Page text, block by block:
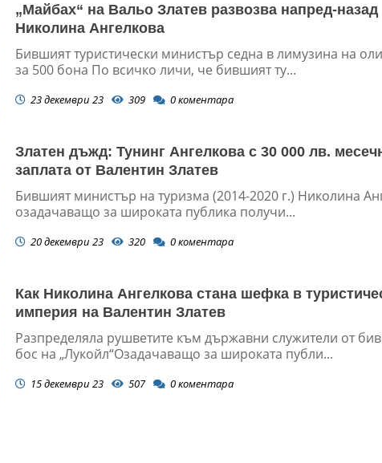
„Майбах“ на Вальо Златев развозва напред-назад
Николина Ангелкова
Бившият туристически министър седна в лимузина на
за 500 бона По всичко личи, че бившият ту...
23 декември 23 309 0коментара
Златен дъжд: Тунинг Ангелкова с 30 000 лв.
заплата от Валентин Златев
Бившият министър на туризма (2014-2020 г.) Николина
озадачаващо за широката публика получи...
20 декември 23 320 0коментара
Как Николина Ангелкова стана шефка в
империя на Валентин Златев
Разпределяла рушветите към държавни служители от
бос на „Лукойл“Озадачаващо за широката публи...
15 декември 23 507 0коментара